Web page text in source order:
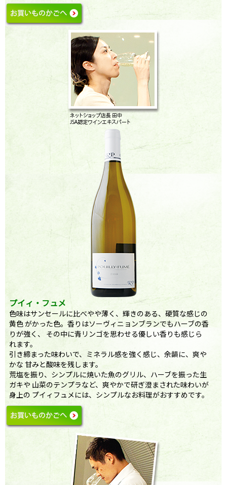
プイィ・フュメ
色味はサンセールに比べやや薄く、輝きのある、硬質な感じの
黄色 がかった色。香りはソーヴィニョンブランでもハーブの香
りが強く、 その中に青リンゴを思わせる優しい香りも感じら
れます。
引き締まった味わいで、ミネラル感を強く感じ、余韻に、爽や
かな 甘みと酸味を残します。
荒塩を振り、シンプルに焼いた魚のグリル、ハーブを振った生
ガキや 山菜のテンプラなど、爽やかで研ぎ澄まされた味わいが
身上の プイィフュメには、シンプルなお料理がおすすめです。